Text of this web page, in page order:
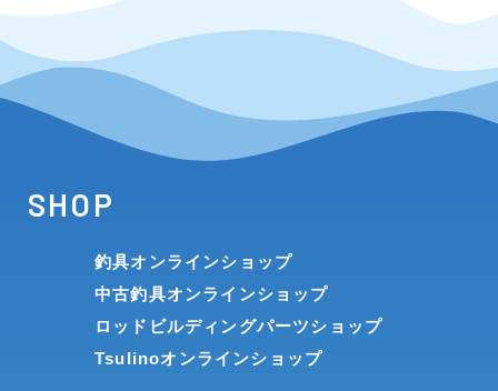
SHOP
釣具オンラインショップ
中古釣具オンラインショップ
ロッドビルディングパーツショップ
Tsulinoオンラインショップ